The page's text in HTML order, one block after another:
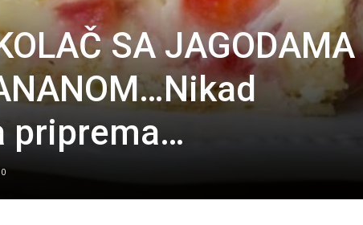
SA JAGODAMA
priprema…
0